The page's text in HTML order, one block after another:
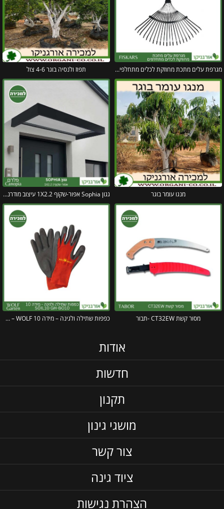
מגרפת עלים מתכת מחוזקת לכלים מתחלפים פיסקארס תפוז ולנסיה בוגר 4-6 צול
מנגו עומר בוגר גגון Sophia אפור-שקוף 1X2.2 עיצוב מודרני מבית פלרם – Canopia
מסור קשת CT32EW -תבור כפפות שתילה ולגינה – מידה 10 SOIL10 GH-BO10 – WOLF
אודות
חדשות
תקנון
מושגי גינון
צור קשר
ציוד גינה
הצהרת נגישות